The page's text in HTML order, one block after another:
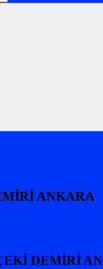
ANKARA
DEMİRİ